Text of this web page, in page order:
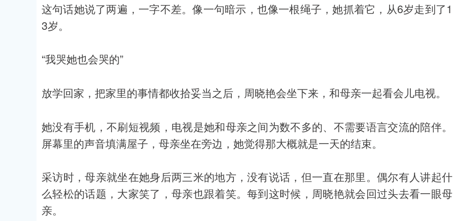
这句话她说了两遍，一字不差。像一句暗示，也像一根绳子，她抓着它，从6岁走到了1
3岁。
“我哭她也会哭的”
放学回家，把家里的事情都收拾妥当之后，周晓艳会坐下来，和母亲一起看会儿电视。
她没有手机，不刷短视频，电视是她和母亲之间为数不多的、不需要语言交流的陪伴。
屏幕里的声音填满屋子，母亲坐在旁边，她觉得那大概就是一天的结束。
采访时，母亲就坐在她身后两三米的地方，没有说话，但一直在那里。偶尔有人讲起什
么轻松的话题，大家笑了，母亲也跟着笑。每到这时候，周晓艳就会回过头去看一眼母
亲。